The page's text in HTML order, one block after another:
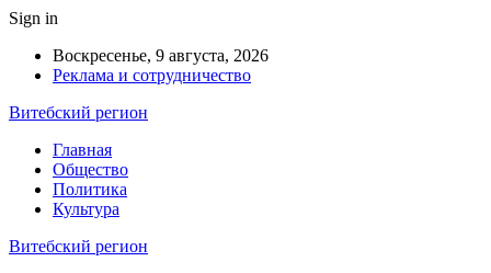
Sign in
Воскресенье, 9 августа, 2026
Реклама и сотрудничество
Витебский регион
Главная
Общество
Политика
Культура
Витебский регион